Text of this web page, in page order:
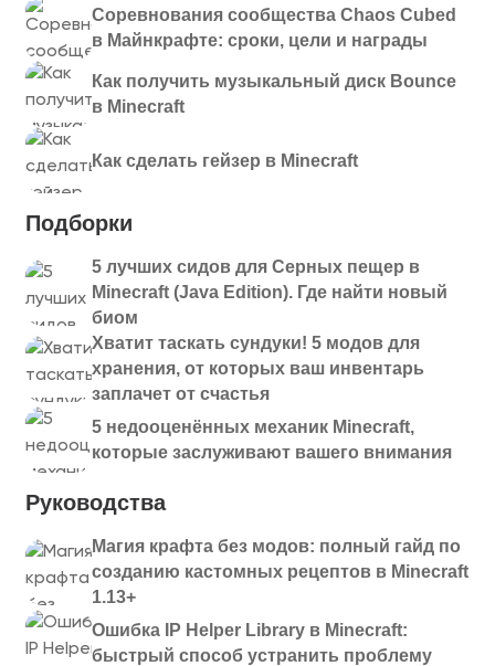
Соревнования сообщества Chaos Cubed
в Майнкрафте: сроки, цели и награды
Как получить музыкальный диск Bounce
в Minecraft
Как сделать гейзер в Minecraft
Подборки
5 лучших сидов для Серных пещер в
Minecraft (Java Edition). Где найти новый
биом
Хватит таскать сундуки! 5 модов для
хранения, от которых ваш инвентарь
заплачет от счастья
5 недооценённых механик Minecraft,
которые заслуживают вашего внимания
Руководства
Магия крафта без модов: полный гайд по
созданию кастомных рецептов в Minecraft
1.13+
Ошибка IP Helper Library в Minecraft:
быстрый способ устранить проблему